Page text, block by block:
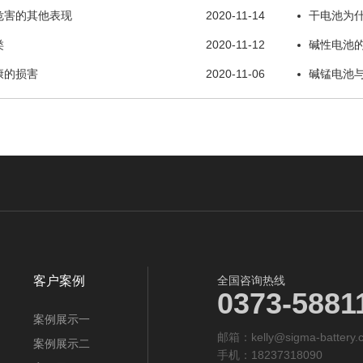
2020-11-14
害的其他表现 干电池为
2020-11-12 碱性电池
2020-11-06
的损害 碱锰电池
客户案例
案例展示一
案例展示二
全国咨询热线
0373-
邮箱：kelly@sigma-
手机：18237318090